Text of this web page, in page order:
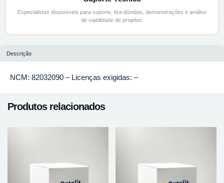
Especialistas disponíveis para suporte, tira-dúvidas, demonstrações e análise
de viabilidade de projetos.
Descrição
NCM: 82032090 – Licenças exigidas: –
Produtos relacionados